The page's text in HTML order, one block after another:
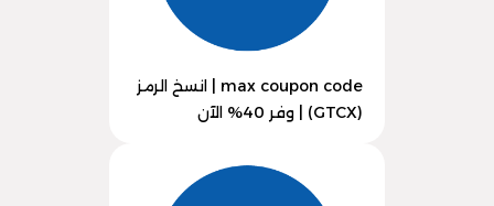
max coupon code | انسخ الرمز
(GTCX) | وفر 40% الآن